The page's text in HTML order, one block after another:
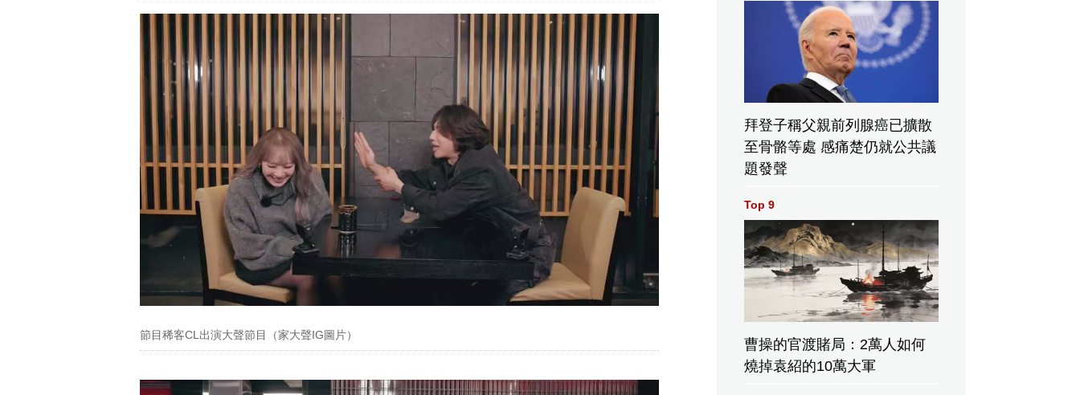
節目稀客CL出演大聲節目（家大聲IG圖片）
拜登子稱父親前列腺癌已擴散
至骨骼等處 感痛楚仍就公共議
題發聲
Top 9
曹操的官渡賭局：2萬人如何
燒掉袁紹的10萬大軍